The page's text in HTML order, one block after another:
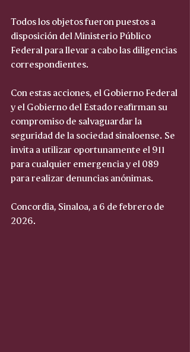
Todos los objetos fueron puestos a
disposición del Ministerio Público
Federal para llevar a cabo las diligencias
correspondientes.
Con estas acciones, el Gobierno Federal
y el Gobierno del Estado reafirman su
compromiso de salvaguardar la
seguridad de la sociedad sinaloense. Se
invita a utilizar oportunamente el 911
para cualquier emergencia y el 089
para realizar denuncias anónimas.
Concordia, Sinaloa, a 6 de febrero de
2026.